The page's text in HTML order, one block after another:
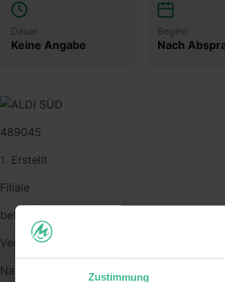
Zustimmung
Dauer
Keine Angabe
Beginn
Nach
489045
Erstellt
Filiale
befristet
Verkauf
Nadja Lemke